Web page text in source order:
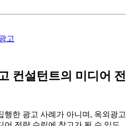
고
컨설턴트의 미디어 전
행한 광고 사례가 아니며, 옥외광고